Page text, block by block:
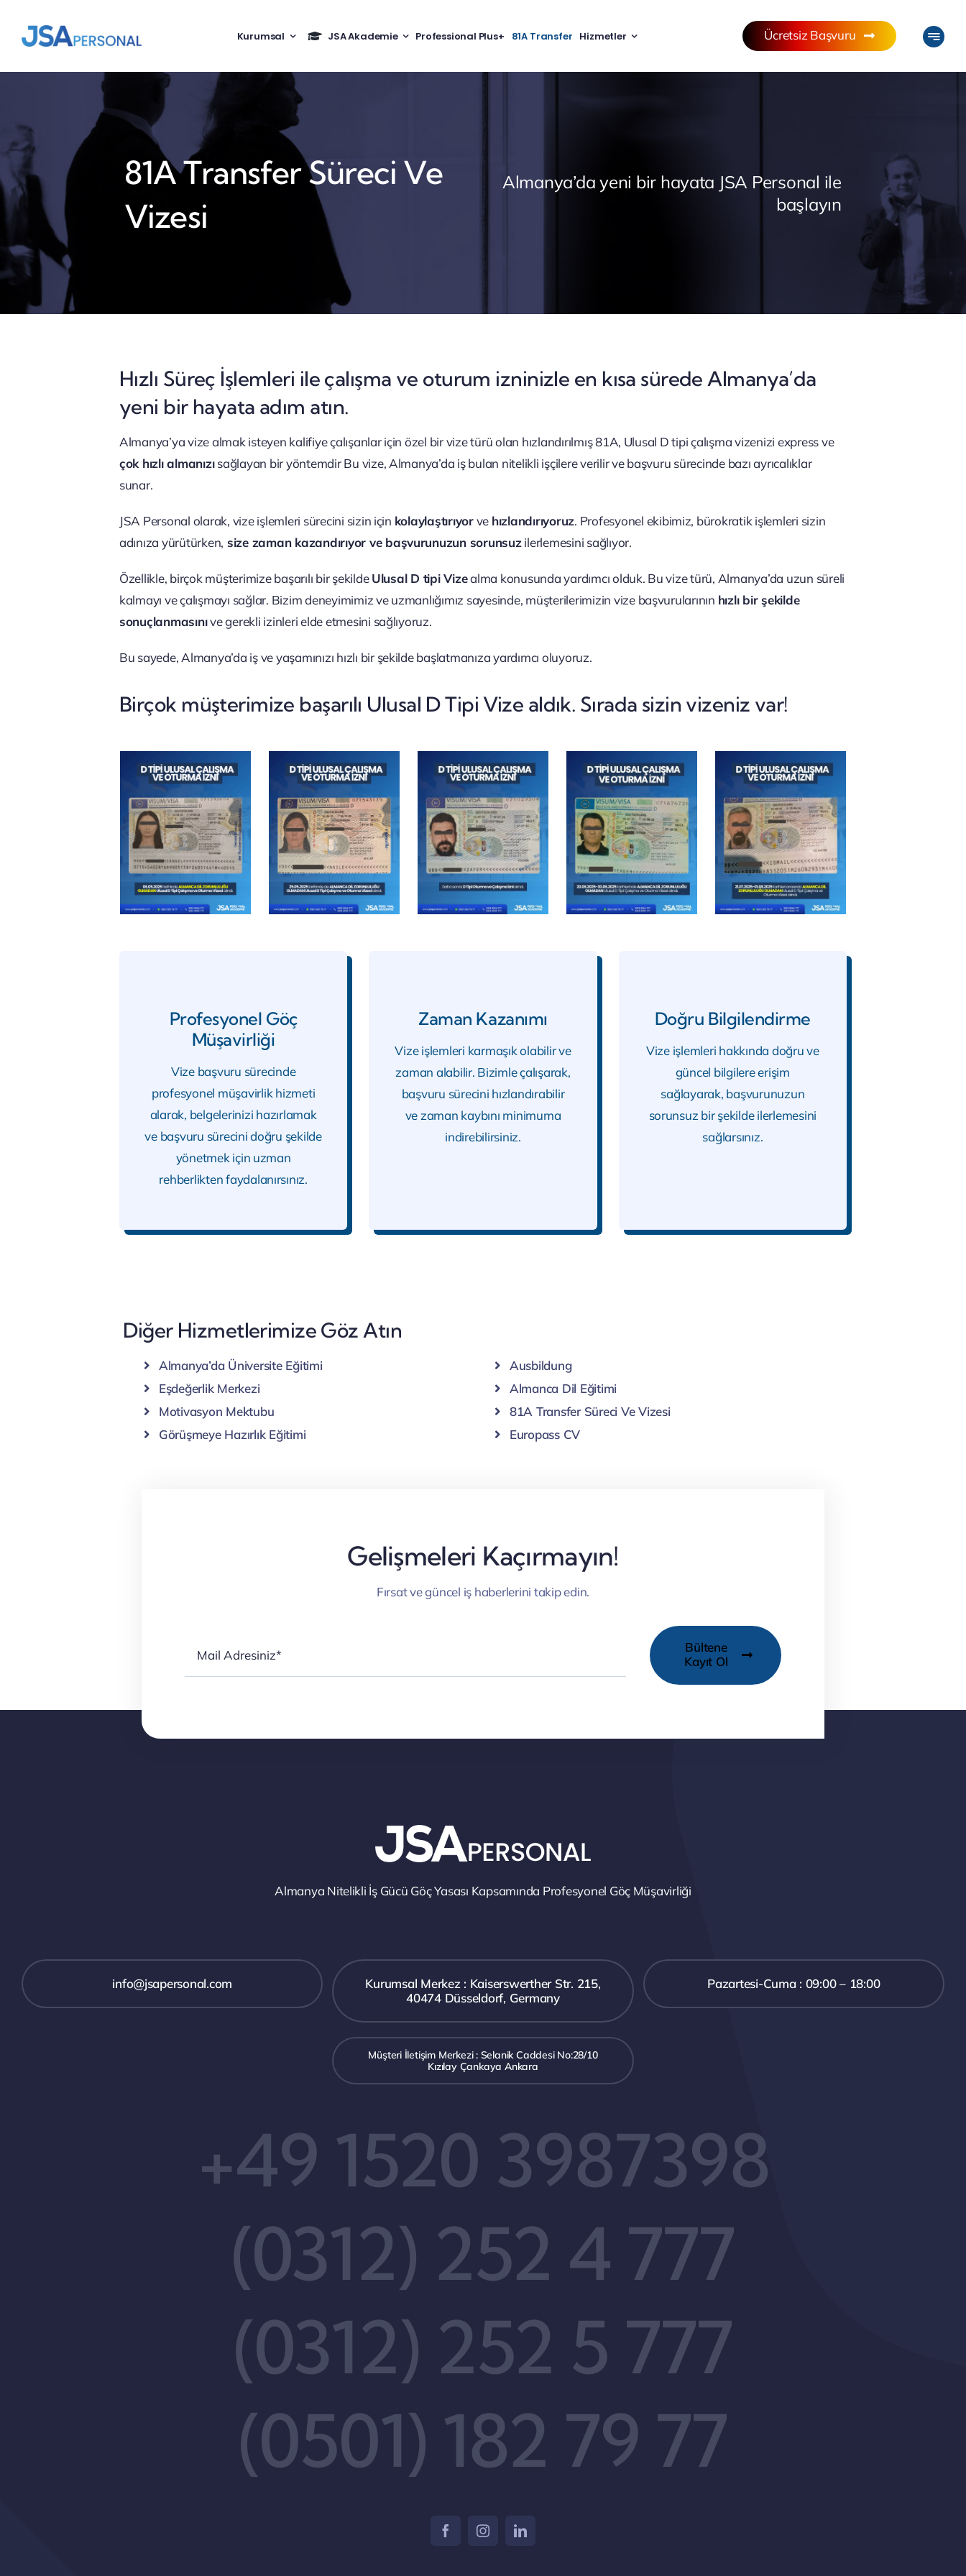
Kurumsal JSA Akademie Professional Plus+ 81A Transfer Hizmetler Ücretsiz Başvuru
81A Transfer Süreci Ve
Vizesi
Almanya’da yeni bir hayata JSA Personal ile
başlayın
Hızlı Süreç İşlemleri ile çalışma ve oturum izninizle en kısa sürede Almanya’da
yeni bir hayata adım atın.
Almanya’ya vize almak isteyen kalifiye çalışanlar için özel bir vize türü olan hızlandırılmış 81A, Ulusal D tipi çalışma vizenizi express ve
çok hızlı almanızısağlayan bir yöntemdir Bu vize, Almanya’da iş bulan nitelikli işçilere verilir ve başvuru sürecinde bazı ayrıcalıklar
sunar.
JSA Personal olarak, vize işlemleri sürecini sizin için kolaylaştırıyorve hızlandırıyoruz. Profesyonel ekibimiz, bürokratik işlemleri sizin
adınıza yürütürken, size zaman kazandırıyor ve başvurunuzun sorunsuzilerlemesini sağlıyor.
Özellikle, birçok müşterimize başarılı bir şekildeUlusal D tipi Vizealma konusunda yardımcı olduk. Bu vize türü, Almanya’da uzun süreli
kalmayı ve çalışmayı sağlar. Bizim deneyimimiz ve uzmanlığımız sayesinde, müşterilerimizin vize başvurularının hızlı bir şekilde
sonuçlanmasınıve gerekli izinleri elde etmesini sağlıyoruz.
Bu sayede, Almanya’da iş ve yaşamınızı hızlı bir şekilde başlatmanıza yardımcı oluyoruz.
Birçok müşterimize başarılı Ulusal D Tipi Vize aldık. Sırada sizin vizeniz var!
Profesyonel Göç
Müşavirliği
Vize başvuru sürecinde
profesyonel müşavirlik hizmeti
alarak, belgelerinizi hazırlamak
ve başvuru sürecini doğru şekilde
yönetmek için uzman
rehberlikten faydalanırsınız.
Zaman Kazanımı
Vize işlemleri karmaşık olabilir ve
zaman alabilir. Bizimle çalışarak,
başvuru sürecini hızlandırabilir
ve zaman kaybını minimuma
indirebilirsiniz.
Doğru Bilgilendirme
Vize işlemleri hakkında doğru ve
güncel bilgilere erişim
sağlayarak, başvurunuzun
sorunsuz bir şekilde ilerlemesini
sağlarsınız.
Diğer Hizmetlerimize Göz Atın
Almanya’da Üniversite Eğitimi
Ausbildung
Eşdeğerlik Merkezi
Almanca Dil Eğitimi
Motivasyon Mektubu
81A Transfer Süreci Ve Vizesi
Görüşmeye Hazırlık Eğitimi
Europass CV
Gelişmeleri Kaçırmayın!
Fırsat ve güncel iş haberlerini takip edin.
Bültene
Kayıt Ol
Almanya Nitelikli İş Gücü Göç Yasası Kapsamında Profesyonel Göç Müşavirliği
info@jsapersonal.com
Kurumsal Merkez : Kaiserswerther Str. 215,
40474 Düsseldorf, Germany
Müşteri İletişim Merkezi : Selanik Caddesi No:28/10
Kızılay Çankaya Ankara
Pazartesi-Cuma : 09:00 – 18:00
+49 1520 3987398
(0312) 252 4 777
(0312) 252 5 777
(0501) 182 79 77